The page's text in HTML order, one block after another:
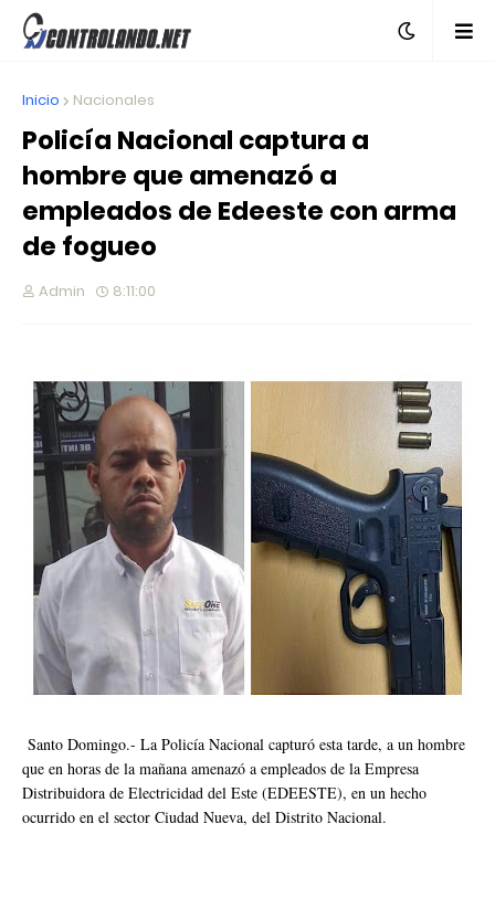
Inicio Nacionales
Policía Nacional captura a
hombre que amenazó a
empleados de Edeeste con arma
de fogueo
Admin 8:11:00
Santo Domingo.- La Policía Nacional capturó esta tarde, a un hombre
que en horas de la mañana amenazó a empleados de la Empresa
Distribuidora de Electricidad del Este (EDEESTE), en un hecho
ocurrido en el sector Ciudad Nueva, del Distrito Nacional.